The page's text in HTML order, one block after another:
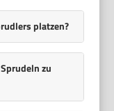
platzen?
zu